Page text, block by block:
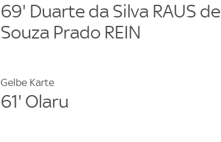
69' Duarte da Silva RAUS de
Souza Prado REIN
Gelbe Karte
61' Olaru